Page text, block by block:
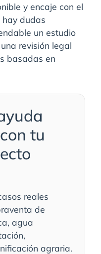
y encaje con el
hay dudas
un estudio
revisión legal
basadas en
tu
reales
de
agua
agraria.